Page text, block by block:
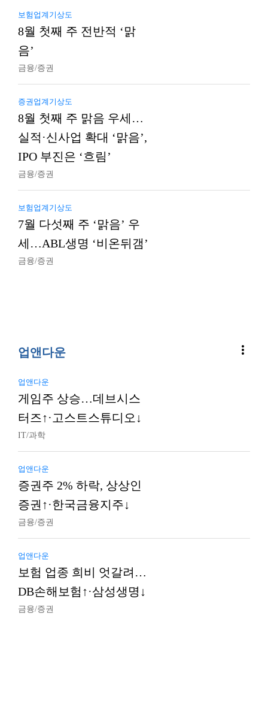
보험업계기상도
8월 첫째 주 전반적 ‘맑
음’
금융/증권
증권업계기상도
8월 첫째 주 맑음 우세…
실적·신사업 확대 ‘맑음’,
IPO 부진은 ‘흐림’
금융/증권
보험업계기상도
7월 다섯째 주 ‘맑음’ 우
세…ABL생명 ‘비온뒤갬’
금융/증권
업앤다운 more_vert
업앤다운
게임주 상승…데브시스
터즈↑·고스트스튜디오↓
IT/과학
업앤다운
증권주 2% 하락, 상상인
증권↑·한국금융지주↓
금융/증권
업앤다운
보험 업종 희비 엇갈려…
DB손해보험↑·삼성생명↓
금융/증권